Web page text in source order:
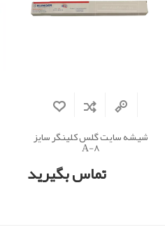
شیشه سایت گلس کلینگر سایز
A-8
تماس بگیرید